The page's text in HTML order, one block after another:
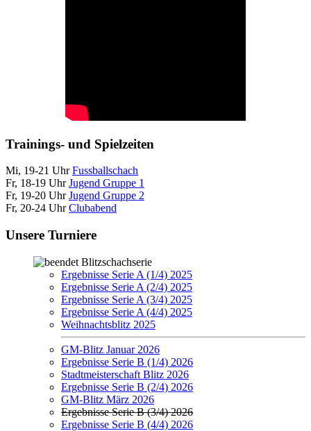
Trainings- und Spielzeiten
Mi, 19-21 UhrFussballschach
Fr, 18-19 UhrJugend Gruppe 1
Fr, 19-20 UhrJugend Gruppe 2
Fr, 20-24 UhrClubabend
Unsere Turniere
Blitzschachserie
Ergebnisse Serie A (1/4) 2025
Ergebnisse Serie A (2/4) 2025
Ergebnisse Serie A (3/4) 2025
Ergebnisse Serie A (4/4) 2025
Weihnachtsblitz 2025
GM-Blitz Januar 2026
Ergebnisse Serie B (1/4) 2026
Stadtmeisterschaft Blitz 2026
Ergebnisse Serie B (2/4) 2026
GM-Blitz März 2026
Ergebnisse Serie B (3/4) 2026
Ergebnisse Serie B (4/4) 2026